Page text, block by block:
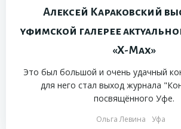
Алексей Караковский
уфимской галерее
«Х-Мах»
Это был большой и очень удачный
для него стал выход журнала
посвящённого Уфе.
Ольга Левина Уфа